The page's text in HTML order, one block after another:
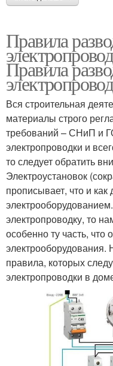
Правила
Правила
Вся строительная
материалы строго
требований – СНиП и
электропроводки и
то следует обратить
Электроустановок
прописывает, что и как
электропроводку, то
особенно ту часть, что
правила, которых
электропроводки в